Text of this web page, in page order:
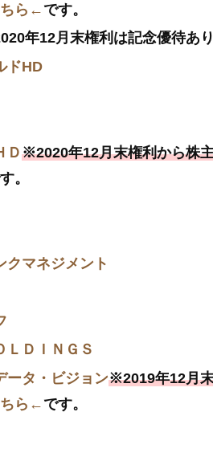
ら←です。
年12月末権利は記念優待あ
ドHD
Ｄ※2020年12月末権利から株
。
クマネジメント
ＬＤＩＮＧＳ
ータ・ビジョン※2019年12月
ら←です。